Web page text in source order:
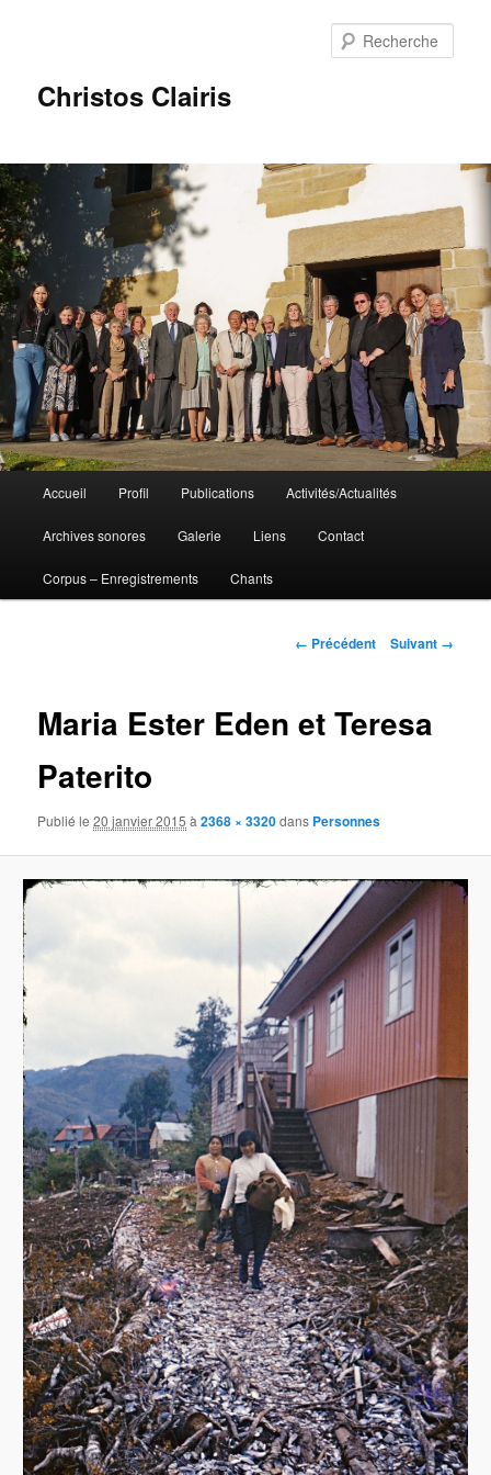
Christos Clairis
principal
Aller
au
contenu
Accueil Profil Publications Activités/Actualités
Archives sonores Galerie Liens Contact
Corpus – Enregistrements Chants
Navigation
← Précédent Suivant →
Maria Ester Eden et Teresa
Paterito
Publié le20 janvier 2015 à2368 × 3320dans Personnes